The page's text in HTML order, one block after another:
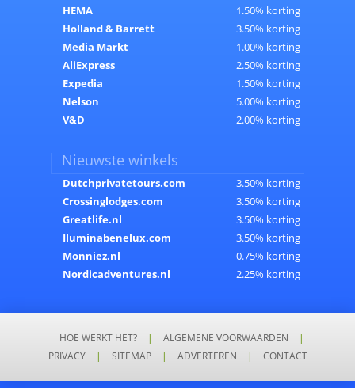
HEMA
1.50% korting
Holland & Barrett
3.50% korting
Media Markt
1.00% korting
AliExpress
2.50% korting
Expedia
1.50% korting
Nelson
5.00% korting
V&D
2.00% korting
Nieuwste winkels
Dutchprivatetours.com
3.50% korting
Crossinglodges.com
3.50% korting
Greatlife.nl
3.50% korting
Iluminabenelux.com
3.50% korting
Monniez.nl
0.75% korting
Nordicadventures.nl
2.25% korting
HOE WERKT HET? | ALGEMENE VOORWAARDEN
|
PRIVACY
| SITEMAP | ADVERTEREN | CONTACT